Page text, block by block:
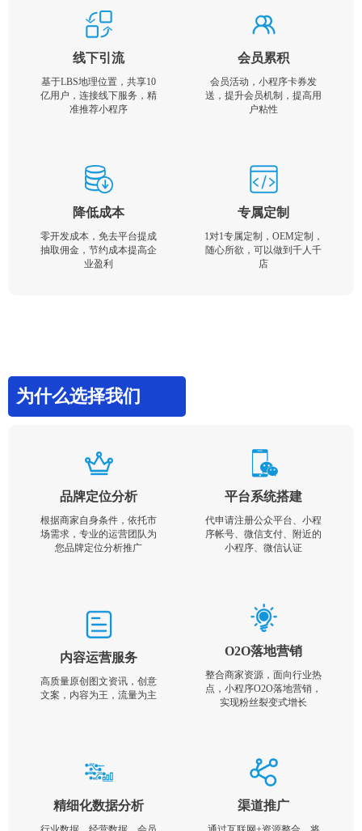
线下引流
基于LBS地理位置，共享10
亿用户，连接线下服务，精
准推荐小程序
会员累积
会员活动，小程序卡券发
送，提升会员机制，提高用
户粘性
降低成本
零开发成本，免去平台提成
抽取佣金，节约成本提高企
业盈利
专属定制
1对1专属定制，OEM定制，
随心所欲，可以做到千人千
店
为什么选择我们
品牌定位分析
根据商家自身条件，依托市
场需求，专业的运营团队为
您品牌定位分析推广
平台系统搭建
代申请注册公众平台、小程
序帐号、微信支付、附近的
小程序、微信认证
内容运营服务
高质量原创图文资讯，创意
文案，内容为王，流量为主
O2O落地营销
整合商家资源，面向行业热
点，小程序O2O落地营销，
实现粉丝裂变式增长
精细化数据分析 渠道推广